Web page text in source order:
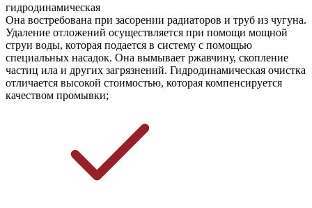
гидродинамическая
Она востребована при засорении радиаторов и труб из чугуна.
Удаление отложений осуществляется при помощи мощной
струи воды, которая подается в систему с помощью
специальных насадок. Она вымывает ржавчину, скопление
частиц ила и других загрязнений. Гидродинамическая очистка
отличается высокой стоимостью, которая компенсируется
качеством промывки;